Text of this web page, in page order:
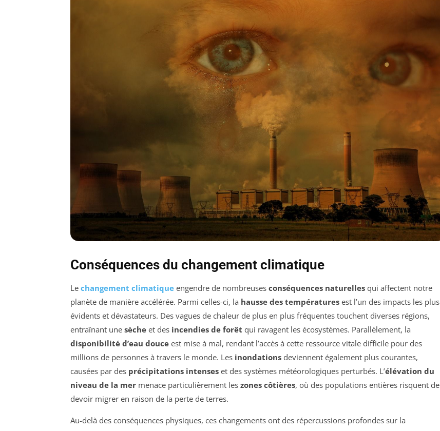
Conséquences du changement climatique
Le changement climatique engendre de nombreuses conséquences naturelles qui affectent notre
planète de manière accélérée. Parmi celles-ci, la hausse des températures est l’un des impacts les plus
évidents et dévastateurs. Des vagues de chaleur de plus en plus fréquentes touchent diverses régions,
entraînant une sèche et des incendies de forêt qui ravagent les écosystèmes. Parallèlement, la
disponibilité d’eau douce est mise à mal, rendant l’accès à cette ressource vitale difficile pour des
millions de personnes à travers le monde. Les inondations deviennent également plus courantes,
causées par des précipitations intenses et des systèmes météorologiques perturbés. L’élévation du
niveau de la mer menace particulièrement les zones côtières, où des populations entières risquent de
devoir migrer en raison de la perte de terres.
Au-delà des conséquences physiques, ces changements ont des répercussions profondes sur la